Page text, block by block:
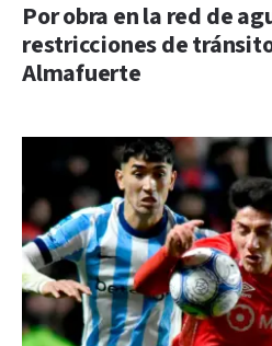
Por obra en la red de
restricciones de
Almafuerte